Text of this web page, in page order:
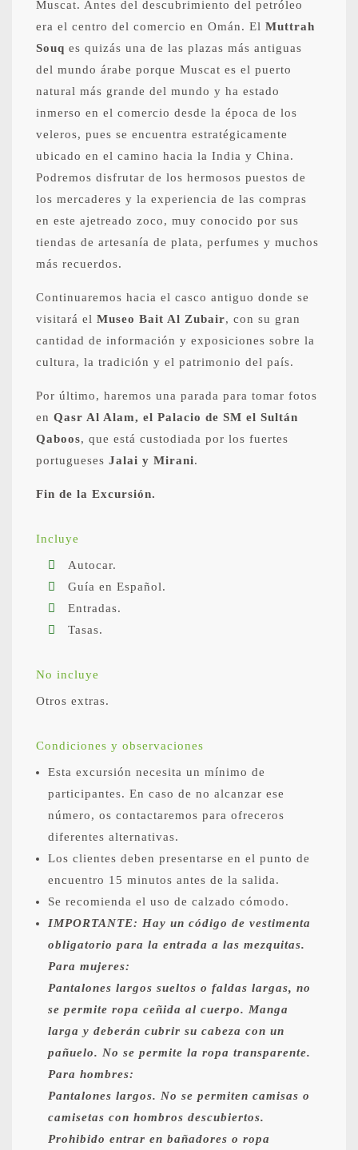
Muscat. Antes del descubrimiento del petróleo
era el centro del comercio en Omán. El Muttrah
Souq es quizás una de las plazas más antiguas
del mundo árabe porque Muscat es el puerto
natural más grande del mundo y ha estado
inmerso en el comercio desde la época de los
veleros, pues se encuentra estratégicamente
ubicado en el camino hacia la India y China.
Podremos disfrutar de los hermosos puestos de
los mercaderes y la experiencia de las compras
en este ajetreado zoco, muy conocido por sus
tiendas de artesanía de plata, perfumes y muchos
más recuerdos.
Continuaremos hacia el casco antiguo donde se
visitará el Museo Bait Al Zubair, con su gran
cantidad de información y exposiciones sobre la
cultura, la tradición y el patrimonio del país.
Por último, haremos una parada para tomar fotos
en Qasr Al Alam, el Palacio de SM el Sultán
Qaboos, que está custodiada por los fuertes
portugueses Jalai y Mirani.
Fin de la Excursión.
Incluye
Autocar.
Guía en Español.
Entradas.
Tasas.
No incluye
Otros extras.
Condiciones y observaciones
Esta excursión necesita un mínimo de
participantes. En caso de no alcanzar ese
número, os contactaremos para ofreceros
diferentes alternativas.
Los clientes deben presentarse en el punto de
encuentro 15 minutos antes de la salida.
Se recomienda el uso de calzado cómodo.
IMPORTANTE: Hay un código de vestimenta
obligatorio para la entrada a las mezquitas.
Para mujeres:
Pantalones largos sueltos o faldas largas, no
se permite ropa ceñida al cuerpo. Manga
larga y deberán cubrir su cabeza con un
pañuelo. No se permite la ropa transparente.
Para hombres:
Pantalones largos. No se permiten camisas o
camisetas con hombros descubiertos.
Prohibido entrar en bañadores o ropa